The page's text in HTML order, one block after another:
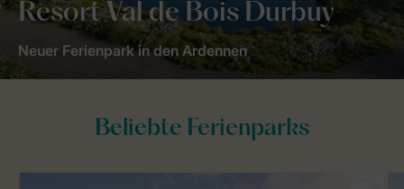
Resort Val de Bois Durbuy
Neuer Ferienpark in den Ardennen